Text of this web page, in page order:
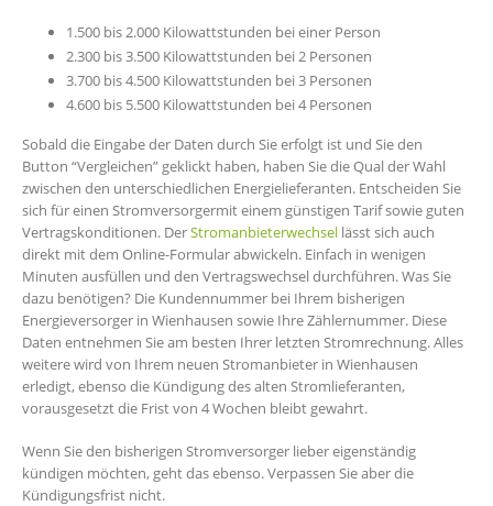
1.500 bis 2.000 Kilowattstunden bei einer Person
2.300 bis 3.500 Kilowattstunden bei 2 Personen
3.700 bis 4.500 Kilowattstunden bei 3 Personen
4.600 bis 5.500 Kilowattstunden bei 4 Personen
Sobald die Eingabe der Daten durch Sie erfolgt ist und Sie den
Button “Vergleichen” geklickt haben, haben Sie die Qual der Wahl
zwischen den unterschiedlichen Energielieferanten. Entscheiden Sie
sich für einen Stromversorgermit einem günstigen Tarif sowie guten
Vertragskonditionen. DerStromanbieterwechsel lässt sich auch
direkt mit dem Online-Formular abwickeln. Einfach in wenigen
Minuten ausfüllen und den Vertragswechsel durchführen. Was Sie
dazu benötigen? Die Kundennummer bei Ihrem bisherigen
Energieversorger in Wienhausen sowie Ihre Zählernummer. Diese
Daten entnehmen Sie am besten Ihrer letzten Stromrechnung. Alles
weitere wird von Ihrem neuen Stromanbieter in Wienhausen
erledigt, ebenso die Kündigung des alten Stromlieferanten,
vorausgesetzt die Frist von 4 Wochen bleibt gewahrt.
Wenn Sie den bisherigen Stromversorger lieber eigenständig
kündigen möchten, geht das ebenso. Verpassen Sie aber die
Kündigungsfrist nicht.